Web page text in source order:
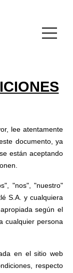
lee atentamente
documento, ya
están aceptando
"nos", "nuestro"
S.A. y cualquiera
según el
cualquier persona
en el sitio web
respecto